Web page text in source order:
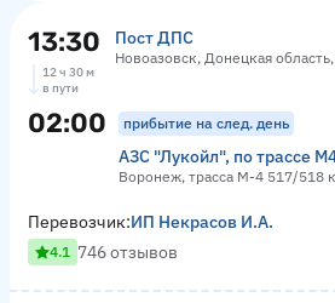
13:30 Пост ДПС
Новоазовск, Донецкая
12 ч 30 м
в пути
02:00 прибытие на след. день
АЗС "Лукойл", по трассе
Воронеж, трасса М-4 517/518
Перевозчик:ИП Некрасов И.А.
4.1 746 отзывов